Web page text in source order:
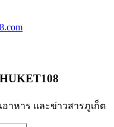
าหาร และข่าวสารภูเก็ต